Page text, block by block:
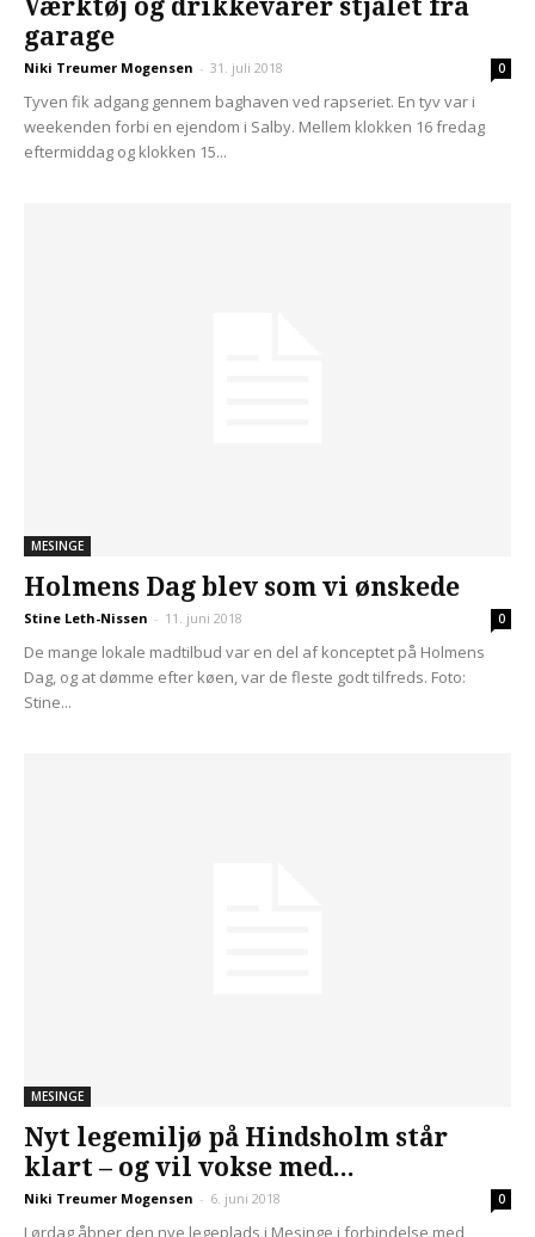
Værktøj og drikkevarer stjålet fra
garage
Niki Treumer Mogensen - 31. juli 2018 0
Tyven fik adgang gennem baghaven ved rapseriet. En tyv var i
weekenden forbi en ejendom i Salby. Mellem klokken 16 fredag
eftermiddag og klokken 15...
MESINGE
Holmens Dag blev som vi ønskede
Stine Leth-Nissen - 11. juni 2018 0
De mange lokale madtilbud var en del af konceptet på Holmens
Dag, og at dømme efter køen, var de fleste godt tilfreds. Foto:
Stine...
MESINGE
Nyt legemiljø på Hindsholm står
klart – og vil vokse med...
Niki Treumer Mogensen - 6. juni 2018 0
Lørdag åbner den nye legeplads i Mesinge i forbindelse med